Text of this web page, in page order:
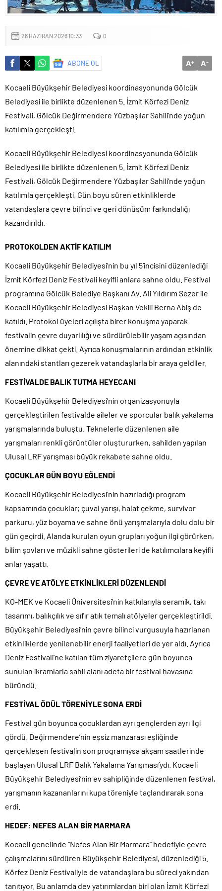
Küçük işletmeler büyük siber risklerle karşı karşıya
28 HAZIRAN 2026 10:33 0
ABONE OL A+ A-
Kocaeli Büyükşehir Belediyesi koordinasyonunda Gölcük
Belediyesi ile birlikte düzenlenen 5. İzmit Körfezi Deniz
Festivali, Gölcük Değirmendere Yüzbaşılar Sahili’nde yoğun
katılımla gerçekleşti.
Kocaeli Büyükşehir Belediyesi koordinasyonunda Gölcük
Belediyesi ile birlikte düzenlenen 5. İzmit Körfezi Deniz
Festivali, Gölcük Değirmendere Yüzbaşılar Sahili’nde yoğun
katılımla gerçekleşti. Gün boyu süren etkinliklerde
vatandaşlara çevre bilinci ve geri dönüşüm farkındalığı
kazandırıldı.
PROTOKOLDEN AKTİF KATILIM
Kocaeli Büyükşehir Belediyesi’nin bu yıl 5’incisini düzenlediği
İzmit Körfezi Deniz Festivali keyifli anlara sahne oldu. Festival
programına Gölcük Belediye Başkanı Av. Ali Yıldırım Sezer ile
Kocaeli Büyükşehir Belediyesi Başkan Vekili Berna Abiş de
katıldı. Protokol üyeleri açılışta birer konuşma yaparak
festivalin çevre duyarlılığı ve sürdürülebilir yaşam açısından
önemine dikkat çekti. Ayrıca konuşmalarının ardından etkinlik
alanındaki stantları gezerek vatandaşlarla bir araya geldiler.
FESTİVALDE BALIK TUTMA HEYECANI
Kocaeli Büyükşehir Belediyesi’nin organizasyonuyla
gerçekleştirilen festivalde aileler ve sporcular balık yakalama
yarışmalarında buluştu. Teknelerle düzenlenen aile
yarışmaları renkli görüntüler oluştururken, sahilden yapılan
Ulusal LRF yarışması büyük rekabete sahne oldu.
ÇOCUKLAR GÜN BOYU EĞLENDİ
Kocaeli Büyükşehir Belediyesi’nin hazırladığı program
kapsamında çocuklar; çuval yarışı, halat çekme, survivor
parkuru, yüz boyama ve sahne önü yarışmalarıyla dolu dolu bir
gün geçirdi. Alanda kurulan oyun grupları yoğun ilgi görürken,
bilim şovları ve müzikli sahne gösterileri de katılımcılara keyifli
anlar yaşattı.
ÇEVRE VE ATÖLYE ETKİNLİKLERİ DÜZENLENDİ
KO-MEK ve Kocaeli Üniversitesi’nin katkılarıyla seramik, takı
tasarımı, balıkçılık ve sıfır atık temalı atölyeler gerçekleştirildi.
Büyükşehir Belediyesi’nin çevre bilinci vurgusuyla hazırlanan
etkinliklerde yenilenebilir enerji faaliyetleri de yer aldı. Ayrıca
Deniz Festivali’ne katılan tüm ziyaretçilere gün boyunca
sunulan ikramlarla sahil alanı adeta bir festival havasına
büründü.
FESTİVAL ÖDÜL TÖRENİYLE SONA ERDİ
Festival gün boyunca çocuklardan ayrı gençlerden ayrı ilgi
gördü. Değirmendere’nin eşsiz manzarası eşliğinde
gerçekleşen festivalin son programıysa akşam saatlerinde
başlayan Ulusal LRF Balık Yakalama Yarışması’ydı. Kocaeli
Büyükşehir Belediyesi’nin ev sahipliğinde düzenlenen festival,
yarışmanın kazananlarını kupa töreniyle taçlandırarak sona
erdi.
HEDEF: NEFES ALAN BİR MARMARA
Kocaeli genelinde “Nefes Alan Bir Marmara” hedefiyle çevre
çalışmalarını sürdüren Büyükşehir Belediyesi, düzenlediği 5.
Körfez Deniz Festivaliyle de vatandaşlara bu süreci yakından
tanıtıyor. Bu anlamda dev yatırımlardan biri olan İzmit Körfezi